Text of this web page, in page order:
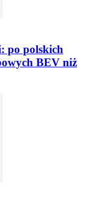
po polskich
BEV niż